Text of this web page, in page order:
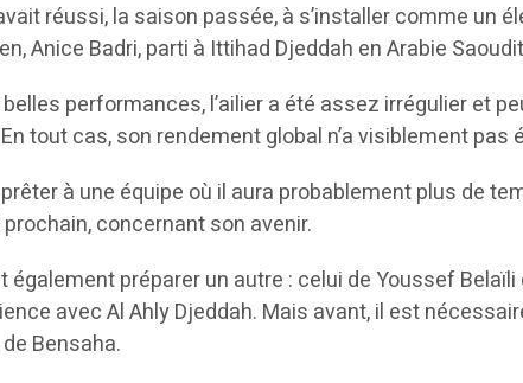
réussi, la saison passée, à s’installer comme un
Anice Badri, parti à Ittihad Djeddah en Arabie
performances, l’ailier a été assez irrégulier et
tout cas, son rendement global n’a visiblement
à une équipe où il aura probablement plus de
concernant son avenir.
préparer un autre : celui de Youssef
avec Al Ahly Djeddah. Mais avant, il est
Bensaha.